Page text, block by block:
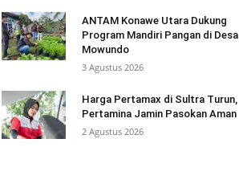
ANTAM Konawe Utara Dukung
Program Mandiri Pangan di Desa
Mowundo
3 Agustus 2026
Harga Pertamax di Sultra Turun,
Pertamina Jamin Pasokan Aman
2 Agustus 2026